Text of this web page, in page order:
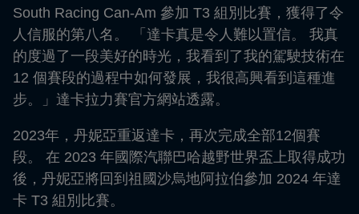
South Racing Can-Am 參加 T3 組別比賽，獲得了令
人信服的第八名。 「達卡真是令人難以置信。 我真
的度過了一段美好的時光，我看到了我的駕駛技術在
12 個賽段的過程中如何發展，我很高興看到這種進
步。」達卡拉力賽官方網站透露。
2023年，丹妮亞重返達卡，再次完成全部12個賽
段。 在 2023 年國際汽聯巴哈越野世界盃上取得成功
後，丹妮亞將回到祖國沙烏地阿拉伯參加 2024 年達
卡 T3 組別比賽。